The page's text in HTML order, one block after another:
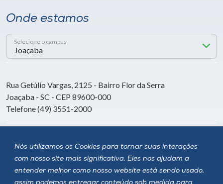
Nós utilizamos os Cookies para tornar suas interações
com nosso site mais significativa. Eles nos ajudam a
entender melhor como nosso website está sendo usado,
assim podemos entregar conteúdo sob medida para
Onde estamos
Selecione o campus
Rua Getúlio Vargas, 2125 - Bairro Flor da Serra
Joaçaba - SC - CEP 89600-000
Telefone (49) 3551-2000
Siga a Unoesc